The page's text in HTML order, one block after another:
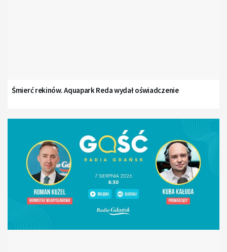
Śmierć rekinów. Aquapark Reda wydał oświadczenie